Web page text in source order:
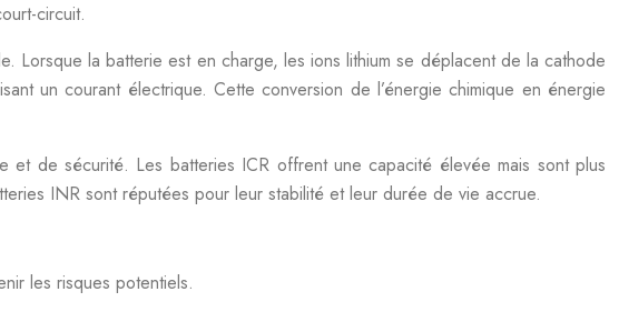
circuit.
Lorsque la batterie est en charge, les ions lithium se déplacent de la cathode
un courant électrique. Cette conversion de l’énergie chimique en énergie
de sécurité. Les batteries ICR offrent une capacité élevée mais sont plus
INR sont réputées pour leur stabilité et leur durée de vie accrue.
les risques potentiels.